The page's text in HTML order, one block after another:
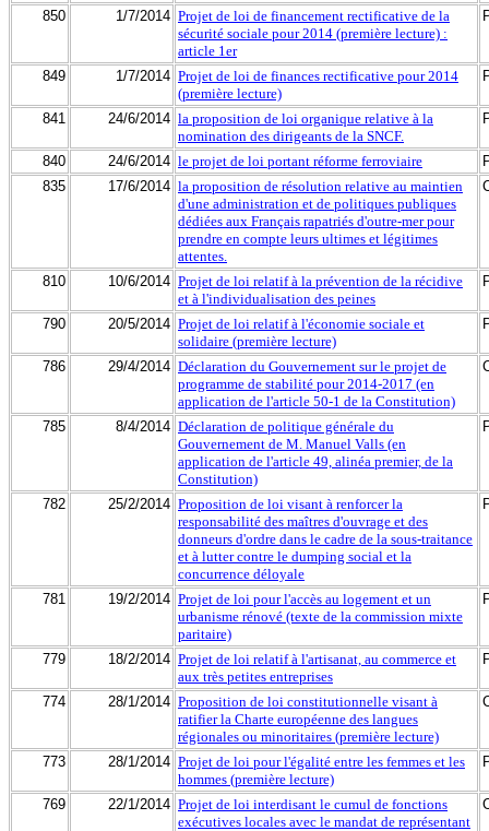
850 1/7/2014 Projet de loi de financement rectificative de la
sécurité sociale pour 2014 (première lecture) :
article 1er
849 1/7/2014 Projet de loi de finances rectificative pour 2014
(première lecture)
841 24/6/2014 la proposition de loi organique relative à la
nomination des dirigeants de la SNCF.
840 24/6/2014 le projet de loi portant réforme ferroviaire
835
17/6/2014 la proposition de résolution relative au maintien
d'une administration et de politiques publiques
dédiées aux Français rapatriés d'outre-mer pour
prendre en compte leurs ultimes et légitimes
attentes.
810 10/6/2014 Projet de loi relatif à la prévention de la récidive
et à l'individualisation des peines
790 20/5/2014 Projet de loi relatif à l'économie sociale et
solidaire (première lecture)
786 29/4/2014 Déclaration du Gouvernement sur le projet de
programme de stabilité pour 2014-2017 (en
application de l'article 50-1 de la Constitution)
785 8/4/2014 Déclaration de politique générale du
Gouvernement de M. Manuel Valls (en
application de l'article 49, alinéa premier, de la
Constitution)
782 25/2/2014 Proposition de loi visant à renforcer la
responsabilité des maîtres d'ouvrage et des
donneurs d'ordre dans le cadre de la sous-traitance
et à lutter contre le dumping social et la
concurrence déloyale
781 19/2/2014 Projet de loi pour l'accès au logement et un
urbanisme rénové (texte de la commission mixte
paritaire)
779 18/2/2014 Projet de loi relatif à l'artisanat, au commerce et
aux très petites entreprises
774 28/1/2014 Proposition de loi constitutionnelle visant à
ratifier la Charte européenne des langues
régionales ou minoritaires (première lecture)
773 28/1/2014 Projet de loi pour l'égalité entre les femmes et les
hommes (première lecture)
769 22/1/2014 Projet de loi interdisant le cumul de fonctions
exécutives locales avec le mandat de représentant